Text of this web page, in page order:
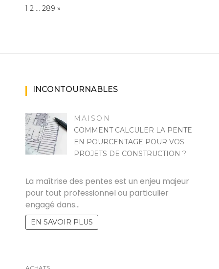
Page:
1 2 … 289 NEXT
»
INCONTOURNABLES
MAISON
COMMENT CALCULER LA PENTE
EN POURCENTAGE POUR VOS
PROJETS DE CONSTRUCTION ?
La maîtrise des pentes est un enjeu majeur
pour tout professionnel ou particulier
engagé dans…
EN SAVOIR PLUS